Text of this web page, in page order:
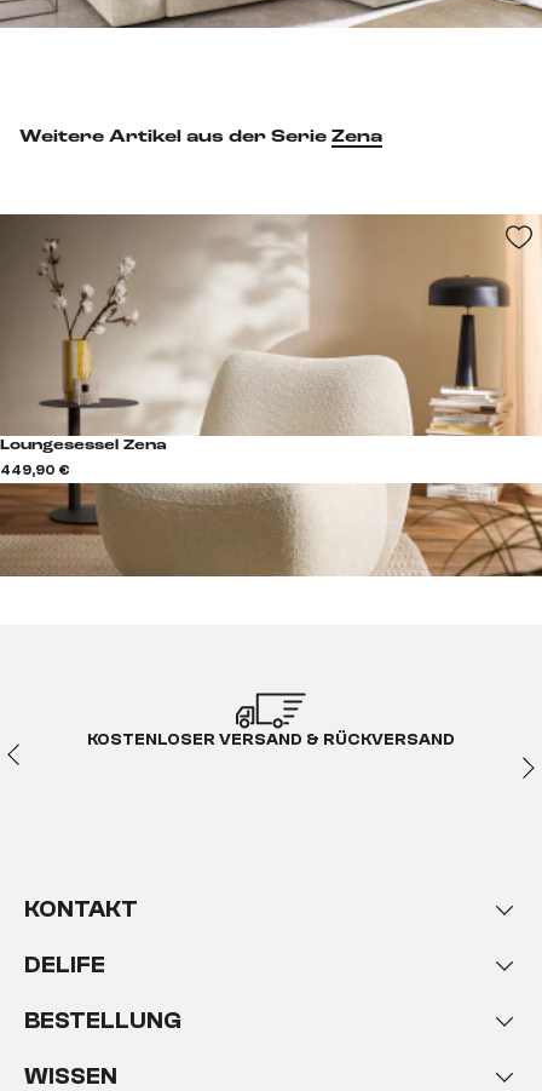
Weitere Artikel aus der Serie Zena
Loungesessel Zena
449,90 €
KOSTENLOSER VERSAND & RÜCKVERSAND
KONTAKT
DELIFE
BESTELLUNG
WISSEN